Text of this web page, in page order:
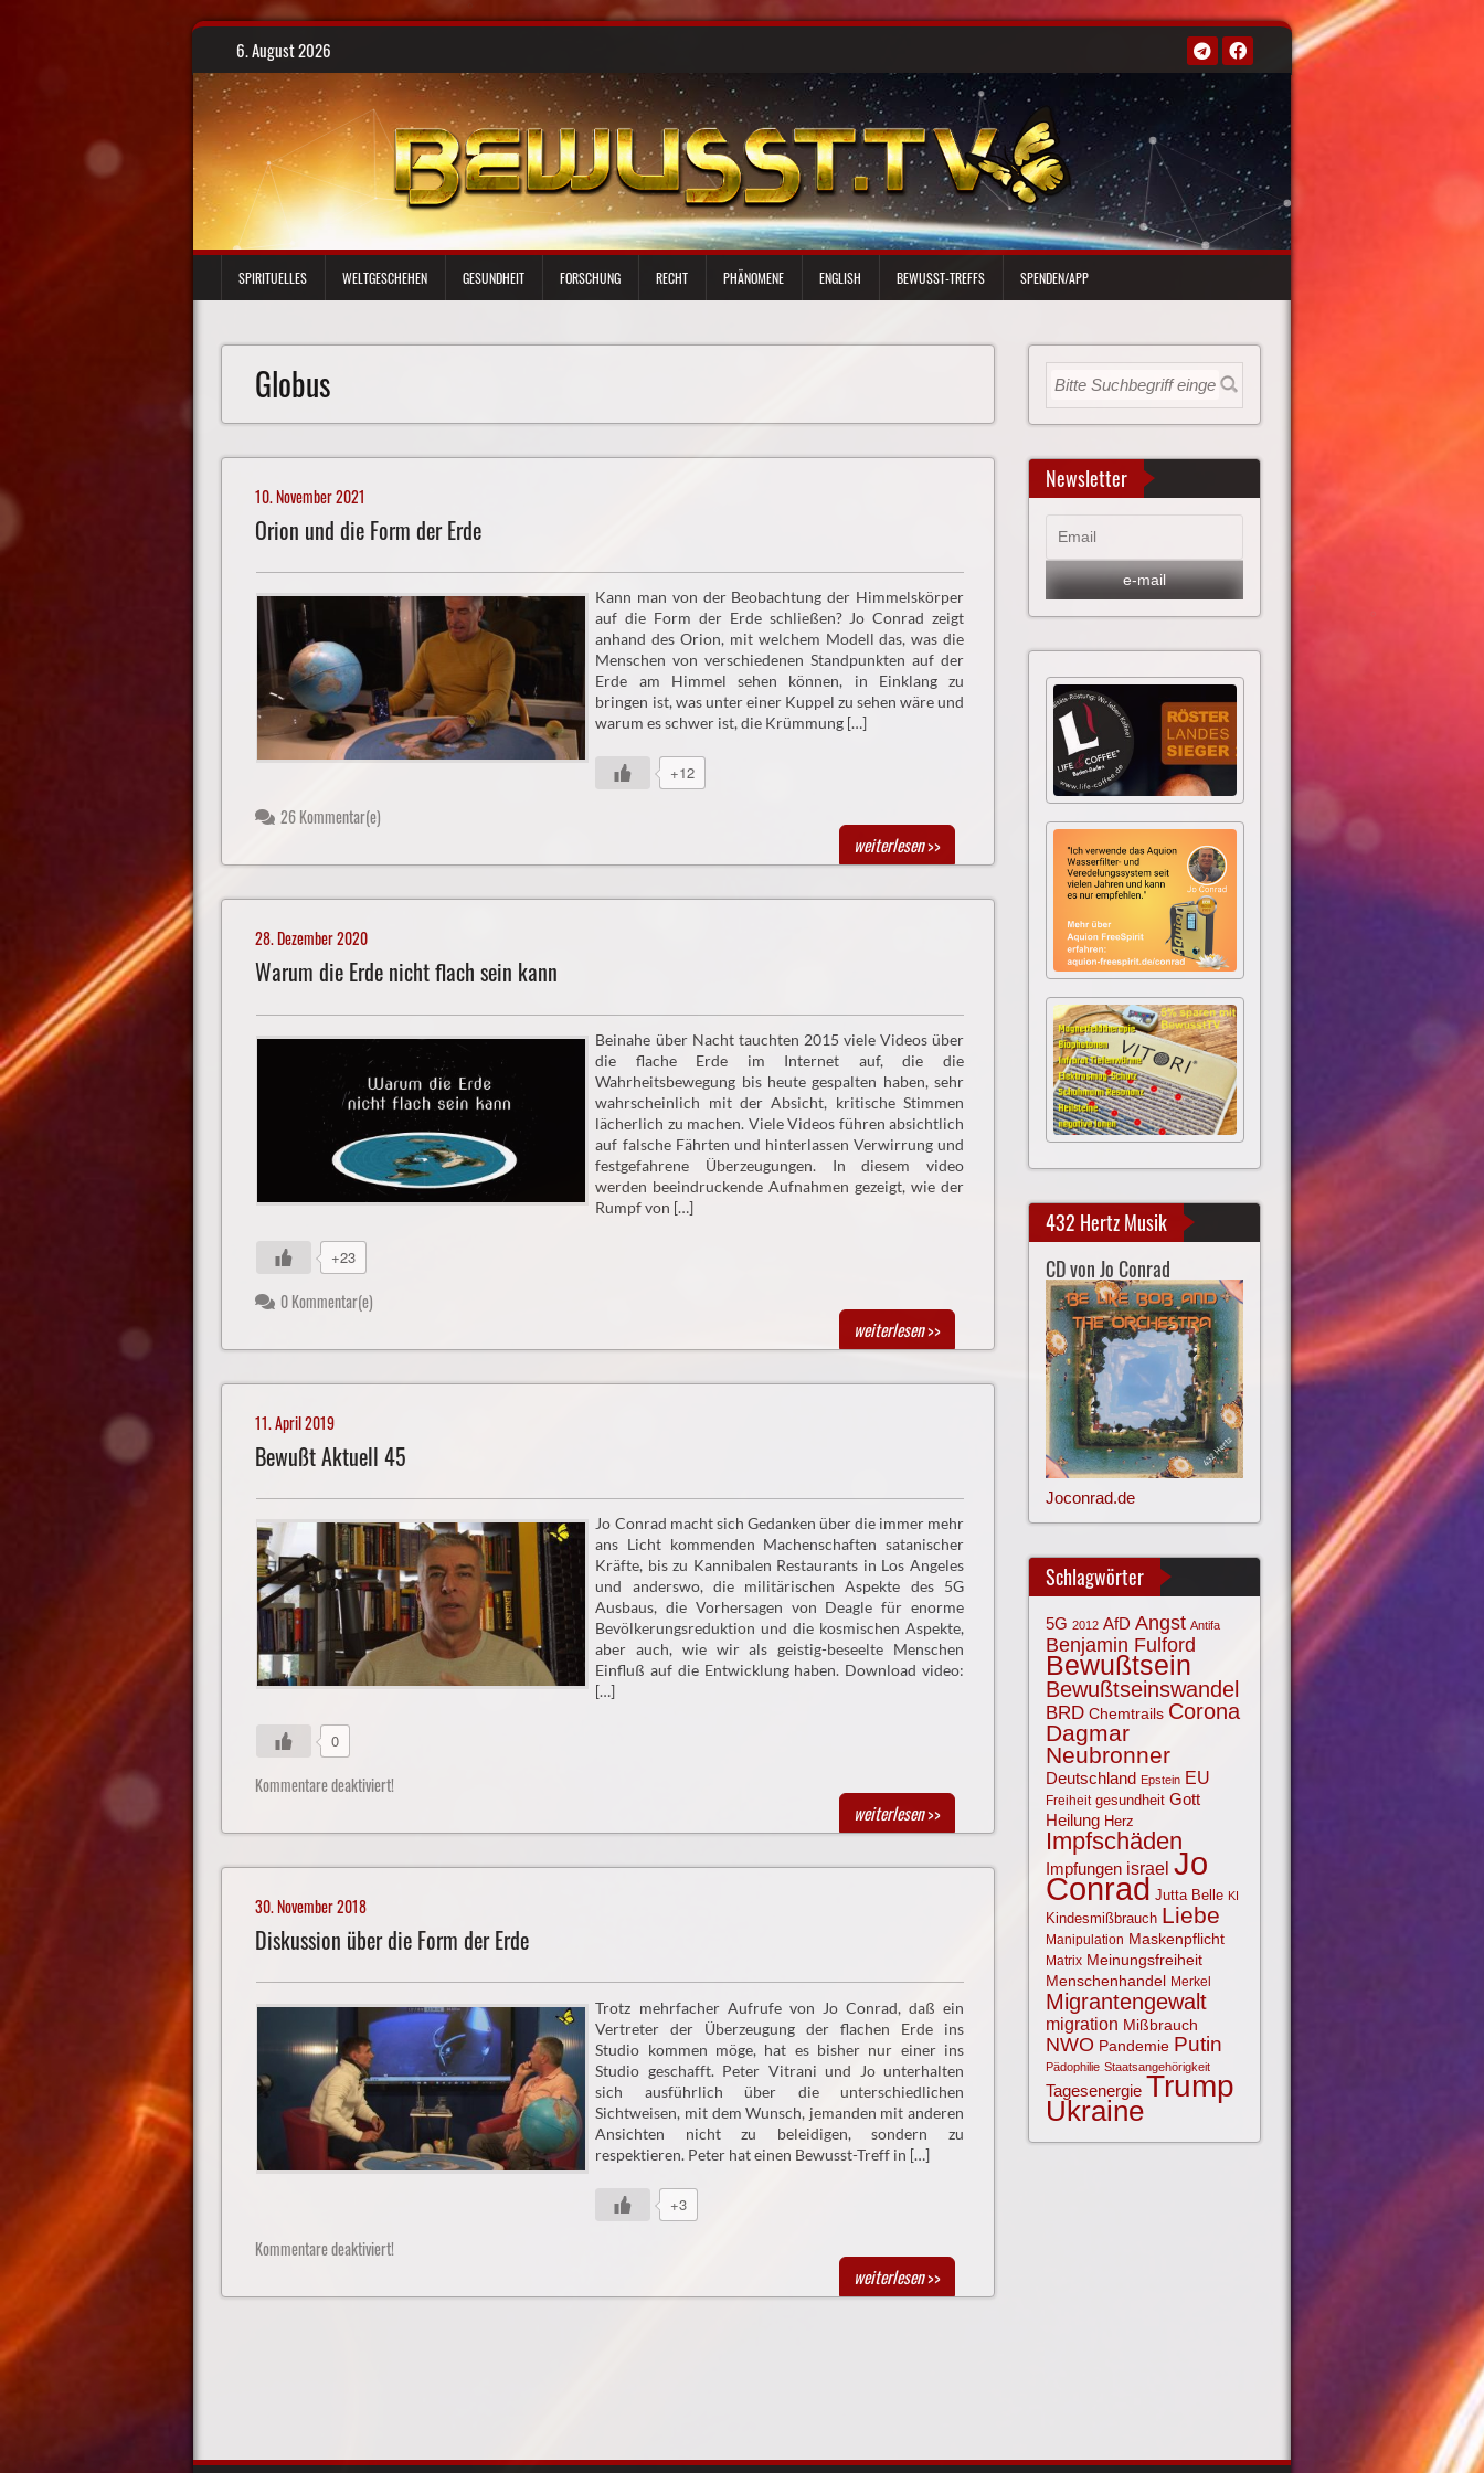
Skip
content
6. August 2026
SPIRITUELLES WELTGESCHEHEN GESUNDHEIT FORSCHUNG RECHT PHÄNOMENE ENGLISH BEWUSST-TREFFS SPENDEN/APP
Globus
10. November 2021
Orion und die Form der Erde
Kann man von der Beobachtung der Himmelskörper
auf die Form der Erde schließen? Jo Conrad zeigt
anhand des Orion, mit welchem Modell das, was die
Menschen von verschiedenen Standpunkten auf der
Erde am Himmel sehen können, in Einklang zu
bringen ist, was unter einer Kuppel zu sehen wäre und
warum es schwer ist, die Krümmung […]
+12
26 Kommentar(e)
weiterlesen>>
28. Dezember 2020
Warum die Erde nicht flach sein kann
Beinahe über Nacht tauchten 2015 viele Videos über
die flache Erde im Internet auf, die die
Wahrheitsbewegung bis heute gespalten haben, sehr
wahrscheinlich mit der Absicht, kritische Stimmen
lächerlich zu machen. Viele Videos führen absichtlich
auf falsche Fährten und hinterlassen Verwirrung und
festgefahrene Überzeugungen. In diesem video
werden beeindruckende Aufnahmen gezeigt, wie der
Rumpf von […]
+23
0 Kommentar(e)
weiterlesen>>
11. April 2019
Bewußt Aktuell 45
Jo Conrad macht sich Gedanken über die immer mehr
ans Licht kommenden Machenschaften satanischer
Kräfte, bis zu Kannibalen Restaurants in Los Angeles
und anderswo, die militärischen Aspekte des 5G
Ausbaus, die Vorhersagen von Deagle für enorme
Bevölkerungsreduktion und die kosmischen Aspekte,
aber auch, wie wir als geistig-beseelte Menschen
Einfluß auf die Entwicklung haben. Download video:
[…]
0
Kommentare deaktiviert!
weiterlesen>>
30. November 2018
Diskussion über die Form der Erde
Trotz mehrfacher Aufrufe von Jo Conrad, daß ein
Vertreter der Überzeugung der flachen Erde ins
Studio kommen möge, hat es bisher nur einer ins
Studio geschafft. Peter Vitrani und Jo unterhalten
sich ausführlich über die unterschiedlichen
Sichtweisen, mit dem Wunsch, jemanden mit anderen
Ansichten nicht zu beleidigen, sondern zu
respektieren. Peter hat einen Bewusst-Treff in […]
+3
Kommentare deaktiviert!
weiterlesen>>
Newsletter
432 Hertz Musik
CD von Jo Conrad
Joconrad.de
Schlagwörter
5G 2012 AfD Angst Antifa
Benjamin Fulford
Bewußtsein
Bewußtseinswandel
BRD Chemtrails Corona
Dagmar
Neubronner
Deutschland Epstein EU
Freiheit gesundheit Gott
Heilung Herz
Impfschäden
Impfungen israel Jo
Conrad Jutta Belle KI
Kindesmißbrauch Liebe
Manipulation Maskenpflicht
Matrix Meinungsfreiheit
Menschenhandel Merkel
Migrantengewalt
migration Mißbrauch
NWO Pandemie Putin
Pädophilie Staatsangehörigkeit
Tagesenergie Trump
Ukraine